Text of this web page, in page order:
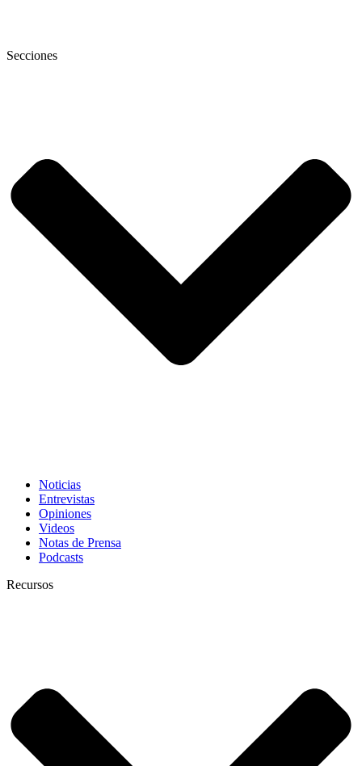
Secciones
Noticias
Entrevistas
Opiniones
Videos
Notas de Prensa
Podcasts
Recursos